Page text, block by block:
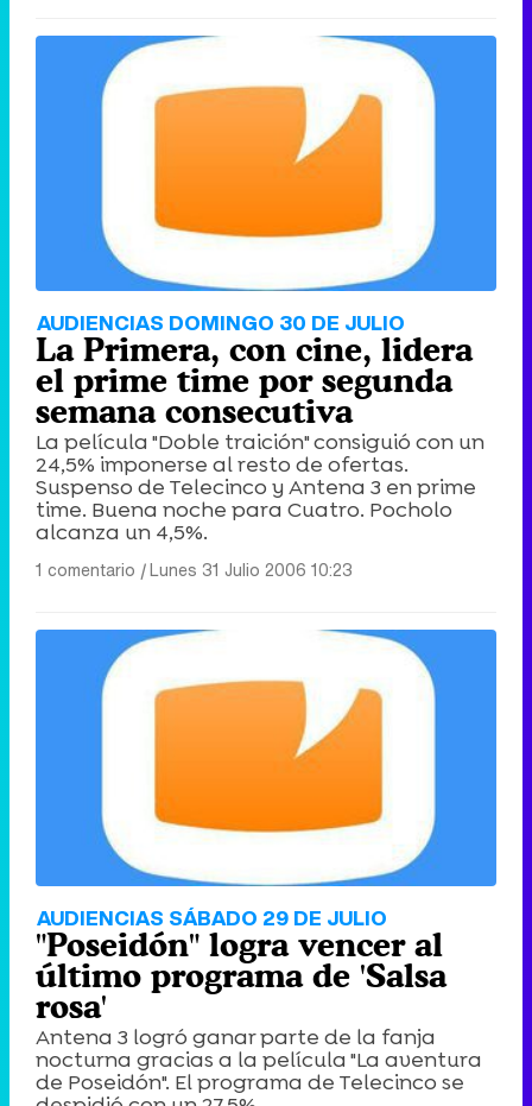
AUDIENCIAS DOMINGO 30 DE JULIO
La Primera, con cine, lidera
el prime time por segunda
semana consecutiva
La película "Doble traición" consiguió con un
24,5% imponerse al resto de ofertas.
Suspenso de Telecinco y Antena 3 en prime
time. Buena noche para Cuatro. Pocholo
alcanza un 4,5%.
1 comentario |Lunes 31 Julio 2006 10:23
AUDIENCIAS SÁBADO 29 DE JULIO
"Poseidón" logra vencer al
último programa de 'Salsa
rosa'
Antena 3 logró ganar parte de la fanja
nocturna gracias a la película "La aventura
de Poseidón". El programa de Telecinco se